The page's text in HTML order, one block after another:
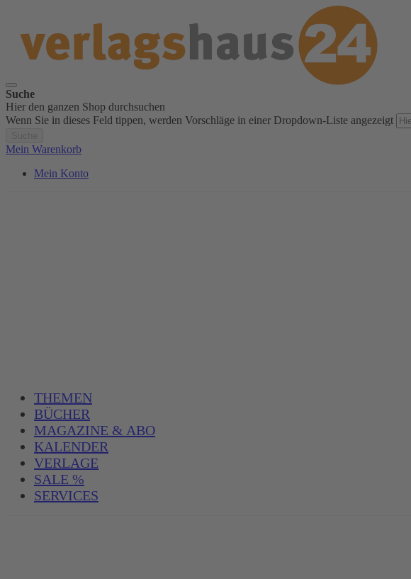
Suche
Hier den ganzen Shop durchsuchen
Wenn Sie in dieses Feld tippen, werden Vorschläge in einer Dropdown-Liste angezeigt
Mein Warenkorb
Mein Konto
THEMEN
BÜCHER
MAGAZINE & ABO
KALENDER
VERLAGE
SALE %
SERVICES